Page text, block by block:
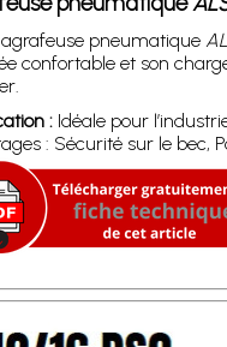
pneumatique
confortable et son
:Idéale pour
: Sécurité sur le bec,